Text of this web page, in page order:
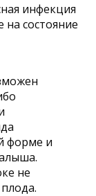
инфекция
на состояние
форме и
не